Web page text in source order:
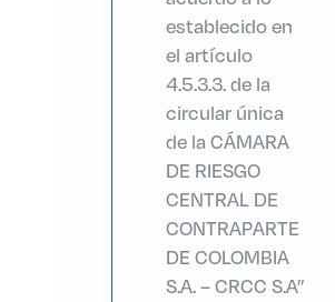
establecido en
el artículo
4.5.3.3. de la
circular única
de la CÁMARA
DE RIESGO
CENTRAL DE
CONTRAPARTE
DE COLOMBIA
S.A. – CRCC S.A”